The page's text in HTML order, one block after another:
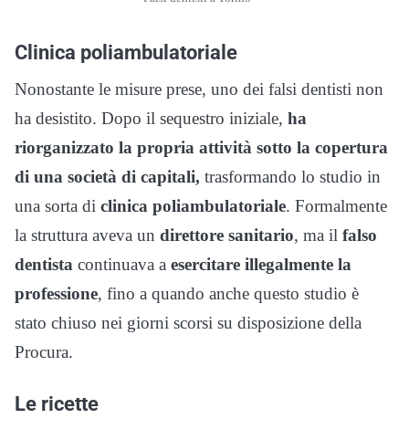
Clinica poliambulatoriale
Nonostante le misure prese, uno dei falsi dentisti non
ha desistito. Dopo il sequestro iniziale, ha
riorganizzato la propria attività sotto la copertura
di una società di capitali, trasformando lo studio in
una sorta di clinica poliambulatoriale. Formalmente
la struttura aveva un direttore sanitario, ma il falso
dentista continuava a esercitare illegalmente la
professione, fino a quando anche questo studio è
stato chiuso nei giorni scorsi su disposizione della
Procura.
Le ricette